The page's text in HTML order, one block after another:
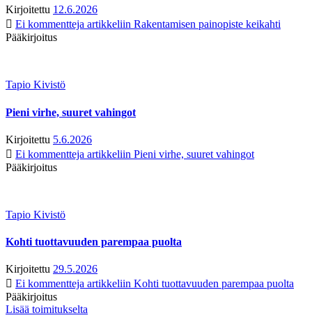
Kirjoitettu 12.6.2026
Ei kommentteja artikkeliin Rakentamisen painopiste keikahti
Pääkirjoitus
Tapio Kivistö
Pieni virhe, suuret vahingot
Kirjoitettu 5.6.2026
Ei kommentteja artikkeliin Pieni virhe, suuret vahingot
Pääkirjoitus
Tapio Kivistö
Kohti tuottavuuden parempaa puolta
Kirjoitettu 29.5.2026
Ei kommentteja artikkeliin Kohti tuottavuuden parempaa puolta
Pääkirjoitus
Lisää toimitukselta